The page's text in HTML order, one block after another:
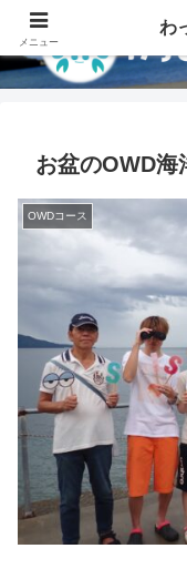
お盆のOWD海
OWDコース
メニュー
わ